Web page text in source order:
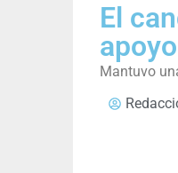
El
Mantuvo